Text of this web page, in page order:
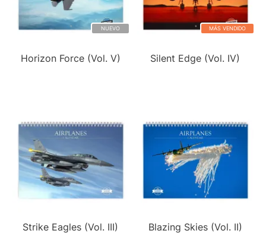
NUEVO
Horizon Force (Vol. V)
MÁS VENDIDO
Silent Edge (Vol. IV)
Strike Eagles (Vol. III) Blazing Skies (Vol. II)